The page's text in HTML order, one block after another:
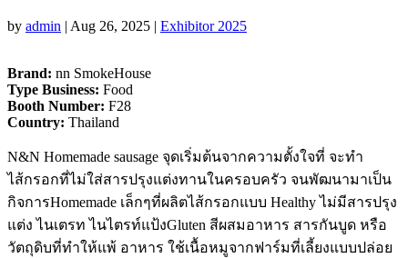
by admin | Aug 26, 2025 | Exhibitor 2025
Brand: nn SmokeHouse
Type Business: Food
Booth Number: F28
Country: Thailand
N&N Homemade sausage จุดเริ่มต้นจากความตั้งใจที่ จะทํา
ไส้กรอกที่ไม่ใส่สารปรุงแต่งทานในครอบครัว จนพัฒนามาเป็น
กิจการHomemade เล็กๆที่ผลิตไส้กรอกแบบ Healthy ไม่มีสารปรุง
แต่ง ไนเตรท ไนไตรท์แป้งGluten สีผสมอาหาร สารกันบูด หรือ
วัตถุดิบที่ทําให้แพ้ อาหาร ใช้เนื้อหมูจากฟาร์มที่เลี้ยงแบบปล่อย